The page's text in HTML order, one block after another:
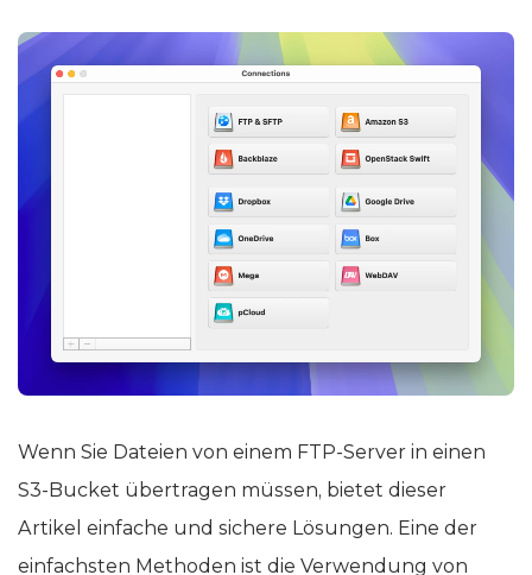
Wenn Sie Dateien von einem FTP-Server in einen
S3-Bucket übertragen müssen, bietet dieser
Artikel einfache und sichere Lösungen. Eine der